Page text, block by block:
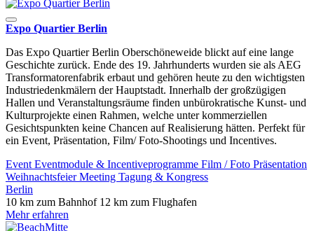
Expo Quartier Berlin
Das Expo Quartier Berlin Oberschöneweide blickt auf eine lange
Geschichte zurück. Ende des 19. Jahrhunderts wurden sie als AEG
Transformatorenfabrik erbaut und gehören heute zu den wichtigsten
Industriedenkmälern der Hauptstadt. Innerhalb der großzügigen
Hallen und Veranstaltungsräume finden unbürokratische Kunst- und
Kulturprojekte einen Rahmen, welche unter kommerziellen
Gesichtspunkten keine Chancen auf Realisierung hätten. Perfekt für
ein Event, Präsentation, Film/ Foto-Shootings und Incentives.
Event Eventmodule & Incentiveprogramme Film / Foto Präsentation
WeihnachtsfeierMeeting Tagung & Kongress
Berlin
10 km zum Bahnhof 12 km zum Flughafen
Mehr erfahren